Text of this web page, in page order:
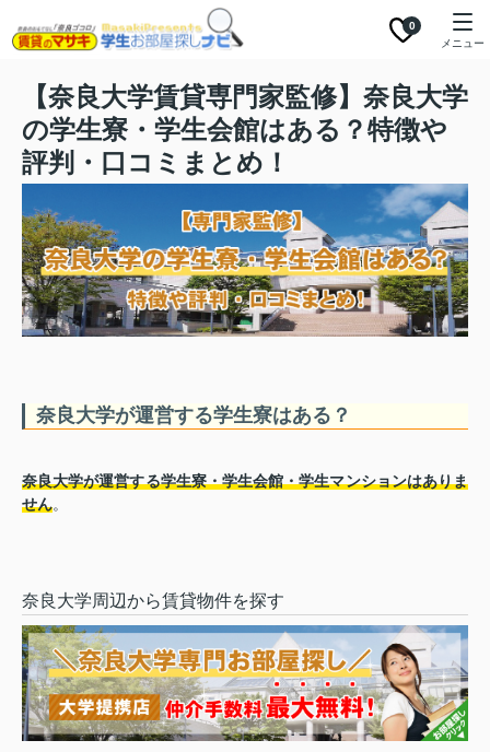
0
メニュー
【奈良大学賃貸専門家監修】奈良大学
の学生寮・学生会館はある？特徴や
評判・口コミまとめ！
奈良大学が運営する学生寮はある？
奈良大学が運営する学生寮・学生会館・学生マンションはありま
せん。
奈良大学周辺から賃貸物件を探す